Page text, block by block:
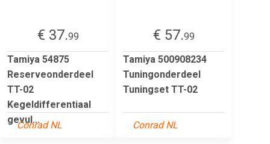
€ 37.99
Tamiya 54875
Reserveonderdeel
TT-02
Kegeldifferentiaal
gevul...
Conrad NL
€ 57.99
Tamiya 500908234
Tuningonderdeel
Tuningset TT-02
Conrad NL